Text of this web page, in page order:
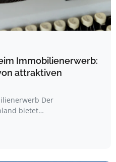
Immobilienerwerb:
attraktiven
Der
bietet…